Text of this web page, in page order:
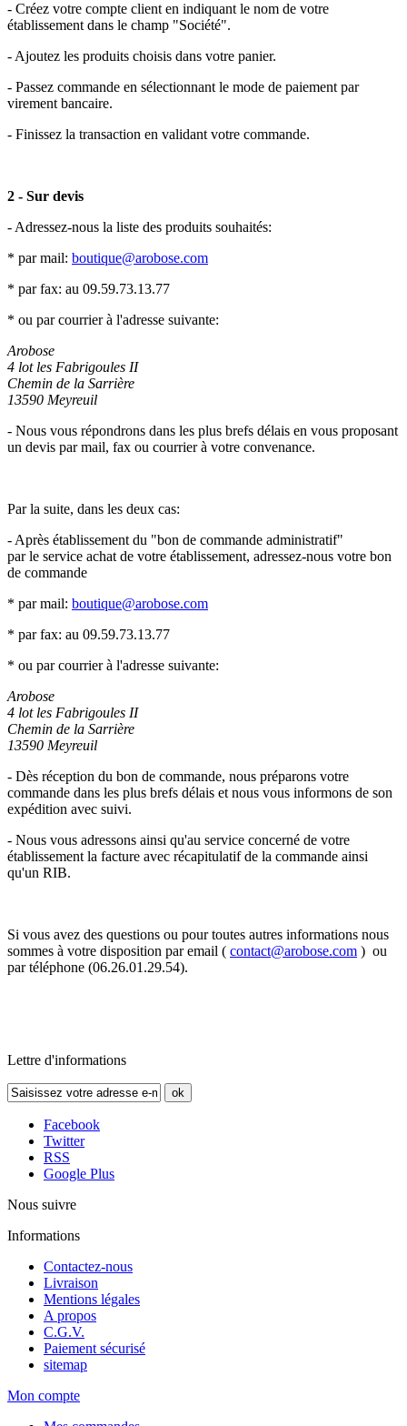
- Créez votre compte client en indiquant le nom de votre
établissement dans le champ "Société".
- Ajoutez les produits choisis dans votre panier.
- Passez commande en sélectionnant le mode de paiement par
virement bancaire.
- Finissez la transaction en validant votre commande.
2 - Sur devis
- Adressez-nous la liste des produits souhaités:
* par mail: boutique@arobose.com
* par fax: au 09.59.73.13.77
* ou par courrier à l'adresse suivante:
Arobose
4 lot les Fabrigoules II
Chemin de la Sarrière
13590 Meyreuil
- Nous vous répondrons dans les plus brefs délais en vous proposant
un devis par mail, fax ou courrier à votre convenance.
Par la suite, dans les deux cas:
- Après établissement du "bon de commande administratif"
par le service achat de votre établissement, adressez-nous votre bon
de commande
* par mail: boutique@arobose.com
* par fax: au 09.59.73.13.77
* ou par courrier à l'adresse suivante:
Arobose
4 lot les Fabrigoules II
Chemin de la Sarrière
13590 Meyreuil
- Dès réception du bon de commande, nous préparons votre
commande dans les plus brefs délais et nous vous informons de son
expédition avec suivi.
- Nous vous adressons ainsi qu'au service concerné de votre
établissement la facture avec récapitulatif de la commande ainsi
qu'un RIB.
Si vous avez des questions ou pour toutes autres informations nous
sommes à votre disposition par email ( contact@arobose.com ) ou
par téléphone (06.26.01.29.54).
Lettre d'informations
ok
Facebook
Twitter
RSS
Google Plus
Nous suivre
Informations
Contactez-nous
Livraison
Mentions légales
A propos
C.G.V.
Paiement sécurisé
sitemap
Mon compte